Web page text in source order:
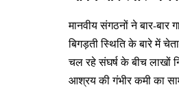
मानवीय संगठनों ने बार-बार
बिगड़ती स्थिति के बारे में
चल रहे संघर्ष के बीच लाखों
आश्रय की गंभीर कमी का